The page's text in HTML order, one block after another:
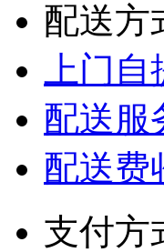
配送方
上门自
配送服
配送费
支付方